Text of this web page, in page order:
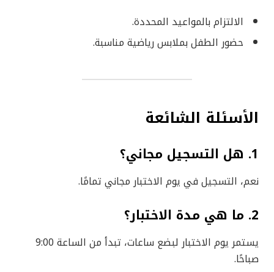
الالتزام بالمواعيد المحددة.
حضور الطفل بملابس رياضية مناسبة.
الأسئلة الشائعة
1. هل التسجيل مجاني؟
نعم، التسجيل في يوم الاختبار مجاني تمامًا.
2. ما هي مدة الاختبار؟
يستمر يوم الاختبار لبضع ساعات، تبدأ من الساعة 9:00
صباحًا.